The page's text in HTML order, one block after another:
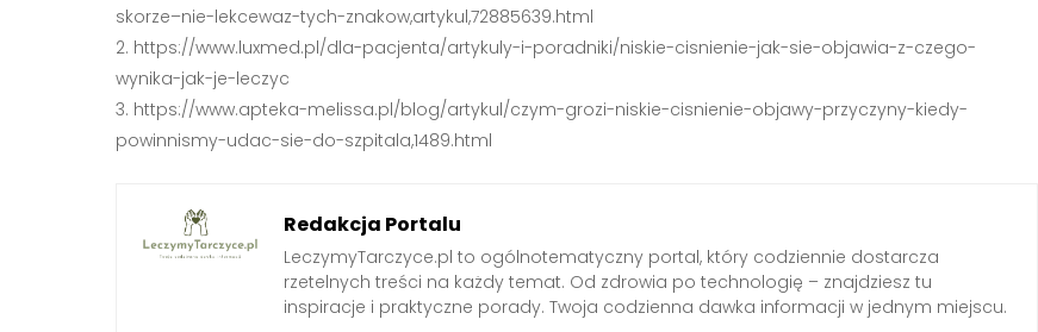
skorze–nie-lekcewaz-tych-znakow,artykul,72885639.html
https://www.luxmed.pl/dla-pacjenta/artykuly-i-poradniki/niskie-cisnienie-jak-sie-objawia-z-czego-
wynika-jak-je-leczyc
https://www.apteka-melissa.pl/blog/artykul/czym-grozi-niskie-cisnienie-objawy-przyczyny-kiedy-
powinnismy-udac-sie-do-szpitala,1489.html
Redakcja Portalu
LeczymyTarczyce.pl to ogólnotematyczny portal, który codziennie dostarcza
rzetelnych treści na każdy temat. Od zdrowia po technologię – znajdziesz tu
inspiracje i praktyczne porady. Twoja codzienna dawka informacji w jednym miejscu.